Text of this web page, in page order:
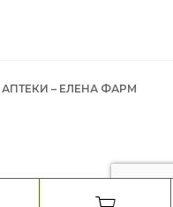
АПТЕКИ – ЕЛЕНА ФАРМ